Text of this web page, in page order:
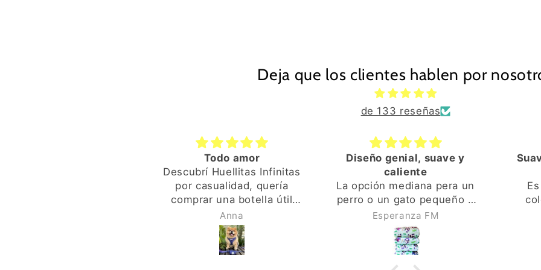
Deja que los clientes hablen por
de 133 reseñas
Todo amor
Descubrí Huellitas Infinitas
por casualidad, quería
comprar una botella útil
limpia pipí y la encontré en
Amazon. La sorpresa fue
cuando recibí el paquete,
ya ví que era especial, el
Anna
Diseño genial, suave y
caliente
La opción mediana pera un
perro o un gato pequeño o
mediano va genial. Los
colores y el diseño son
vivos y de buena calidad. El
interior es también muy
Esperanza FM